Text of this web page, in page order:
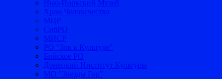
Нью-Йоркский Музей
Храм Человечества
МЦР
СибРО
МИСР
РО "Зов к Культуре"
Бийское РО
Донецкий Институт Культуры
МО "Звезды Гор"